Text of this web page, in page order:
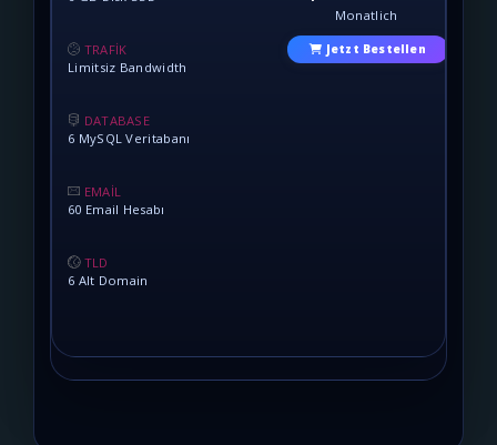
TRAFİK
Limitsiz Bandwidth
DATABASE
6 MySQL Veritabanı
EMAİL
60 Email Hesabı
TLD
6 Alt Domain
Monatlich
Jetzt Bestellen